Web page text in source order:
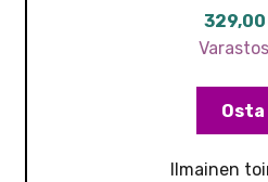
329,00
Osta
Ilmainen